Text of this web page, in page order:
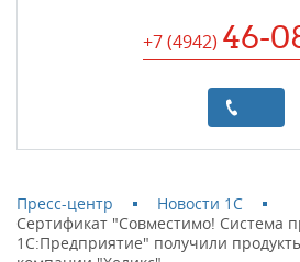
+7 (4942) 46-
Пресс-центр
Новости 1С
Сертификат "Совместимо! Система
1С:Предприятие" получили